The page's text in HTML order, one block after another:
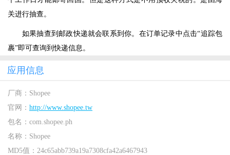
关进行抽查。
如果抽查到邮政快递就会联系到你。在订单记录中点击“追踪包
裹”即可查询到快递信息。
应用信息
厂商： Shopee
官网： http://www.shopee.tw
包名： com.shopee.ph
名称： Shopee
MD5值： 24c65abb739a19a7308cfa42a6467943